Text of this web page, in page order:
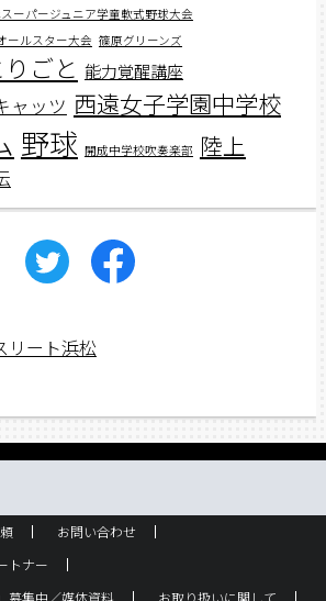
ーパージュニア学童軟式野球大会
ールスター大会 篠原グリーンズ
ごと 能力覚醒講座
ャッツ 西遠女子学園中学校
野球 開成中学校吹奏楽部 陸上
リート浜松
お問い合わせ
トナー
募集中／媒体資料
お取り扱いに関して